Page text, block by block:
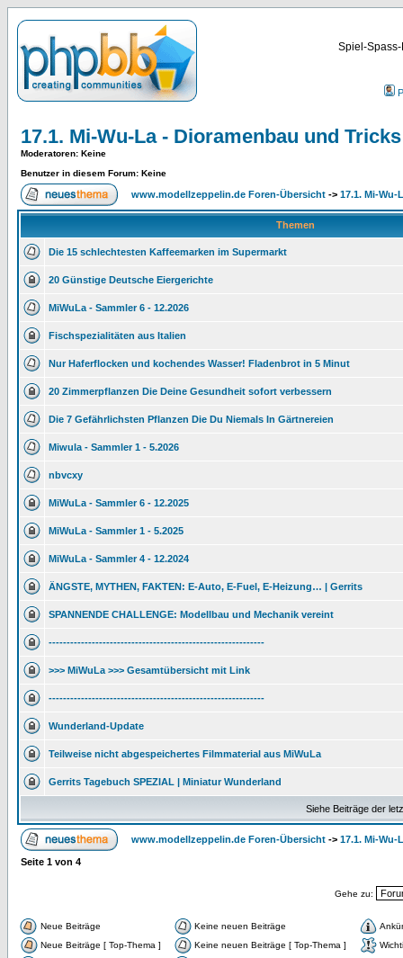
Spiel-
17.1. Mi-Wu-La - Dioramenbau und
Moderatoren: Keine
Benutzer in diesem Forum: Keine
www.modellzeppelin.de Foren-Übersicht -> 17.1. Mi-Wu-
Themen
Die 15 schlechtesten Kaffeemarken im Supermarkt
20 Günstige Deutsche Eiergerichte
MiWuLa - Sammler 6 - 12.2026
Fischspezialitäten aus Italien
Nur Haferflocken und kochendes Wasser! Fladenbrot in 5 Minut
20 Zimmerpflanzen Die Deine Gesundheit sofort verbessern
Die 7 Gefährlichsten Pflanzen Die Du Niemals In Gärtnereien
Miwula - Sammler 1 - 5.2026
nbvcxy
MiWuLa - Sammler 6 - 12.2025
MiWuLa - Sammler 1 - 5.2025
MiWuLa - Sammler 4 - 12.2024
ÄNGSTE, MYTHEN, FAKTEN: E-Auto, E-Fuel, E-Heizung… | Gerrits
SPANNENDE CHALLENGE: Modellbau und Mechanik vereint
------------------------------------------------------------
>>> MiWuLa >>> Gesamtübersicht mit Link
------------------------------------------------------------
Wunderland-Update
Teilweise nicht abgespeichertes Filmmaterial aus MiWuLa
Gerrits Tagebuch SPEZIAL | Miniatur Wunderland
Siehe Beiträge der
www.modellzeppelin.de Foren-Übersicht -> 17.1. Mi-Wu-
Seite 1 von 4
Gehe zu:
Neue Beiträge Keine neuen Beiträge
Neue Beiträge [ Top-Thema ]
Keine neuen Beiträge [ Top-Thema ]